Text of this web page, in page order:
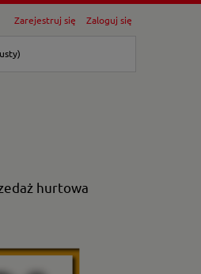
Zarejestruj się Zaloguj się
hurtowa